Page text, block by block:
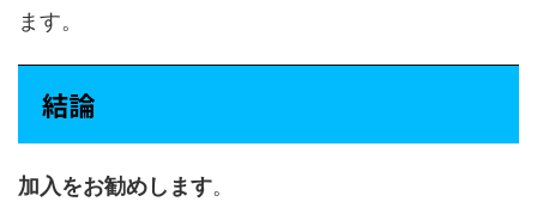
ます。
結論
加入をお勧めします。